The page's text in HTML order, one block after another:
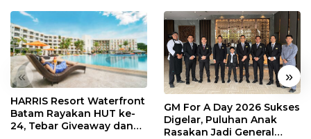
« »
HARRIS Resort Waterfront
Batam Rayakan HUT ke-
24, Tebar Giveaway dan
GM For A Day 2026 Sukses
Digelar, Puluhan Anak
Rasakan Jadi General